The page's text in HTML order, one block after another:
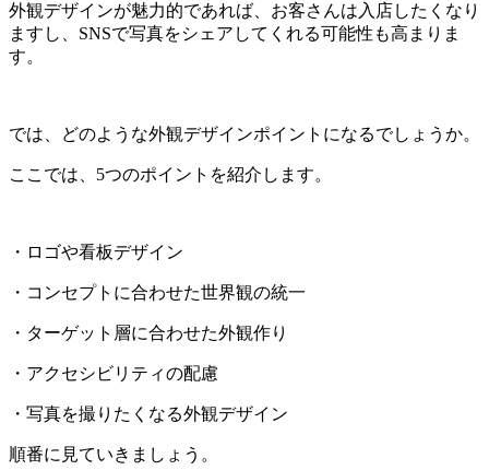
外観デザインが魅力的であれば、お客さんは入店したくなり
ますし、SNSで写真をシェアしてくれる可能性も高まりま
す。
では、どのような外観デザインポイントになるでしょうか。
ここでは、5つのポイントを紹介します。
・ロゴや看板デザイン
・コンセプトに合わせた世界観の統一
・ターゲット層に合わせた外観作り
・アクセシビリティの配慮
・写真を撮りたくなる外観デザイン
順番に見ていきましょう。